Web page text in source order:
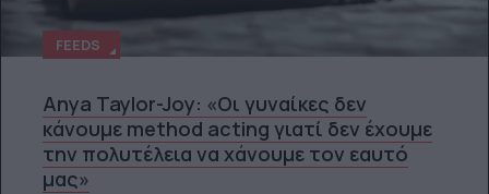
FEEDS
Anya Taylor-Joy: «Οι γυναίκες δεν
κάνουμε method acting γιατί δεν έχουμε
την πολυτέλεια να χάνουμε τον εαυτό
μας»